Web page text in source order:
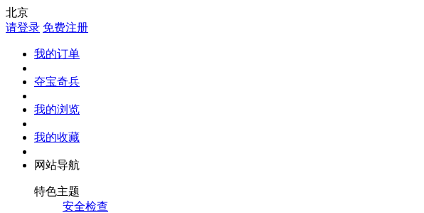
北京
请登录 免费注册
我的订单
夺宝奇兵
我的浏览
我的收藏
网站导航
特色主题
安全检查